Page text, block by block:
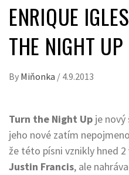
ENRIQUE
THE NIGHT UP
By Miňonka / 4.9.2013
Turn the Night Up je nový
jeho nové zatím
že této písni vznikly hned
Justin Francis, ale